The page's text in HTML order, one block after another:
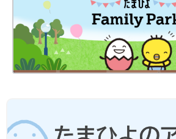
（学研プラス）など多数。